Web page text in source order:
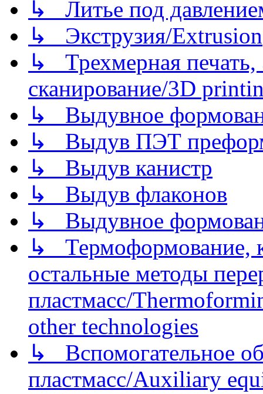
↳ Литье под
↳ Экструзия/Extrusion
↳ Трехмерная
сканирование/3D
↳ Выдувное
↳ Выдув ПЭТ
↳ Выдув канистр
↳ Выдув флаконов
↳ Выдувное
↳ Термоформование,
остальные методы
пластмасс/
other technologies
↳ Вспомогательное
пластмасс/Auxiliary